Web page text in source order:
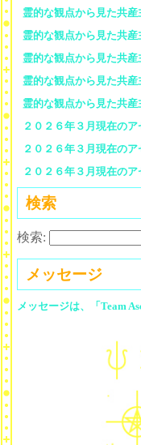
霊的な観点から見た共
霊的な観点から見た共
霊的な観点から見た共
霊的な観点から見た共
霊的な観点から見た共
２０２６年３月現在の
２０２６年３月現在の
２０２６年３月現在の
検索
検索:
メッセージ
メッセージは、「Team